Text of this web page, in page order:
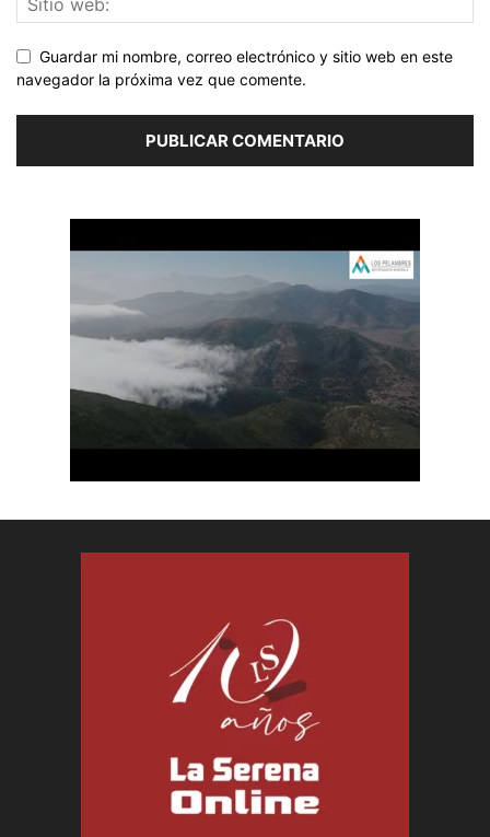
Guardar mi nombre, correo electrónico y sitio web en este
navegador la próxima vez que comente.